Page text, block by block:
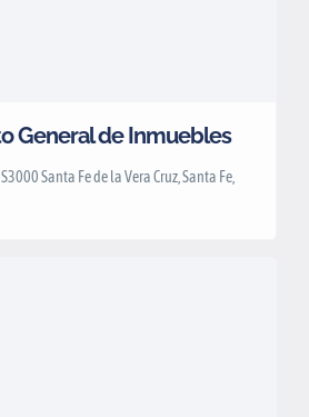
General de Inmuebles
Santa Fe de la Vera Cruz, Santa Fe,